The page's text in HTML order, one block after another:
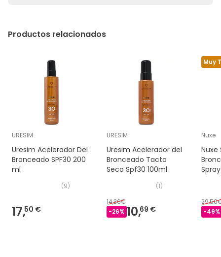
Productos relacionados
URESIM
Uresim Acelerador Del
Bronceado SPF30 200
ml
(9)
17,50 €
URESIM
Uresim Acelerador del
Bronceado Tacto
Seco Spf30 100ml
(1)
14,36€
-26% 10,69 €
Muy
Nuxe
Nuxe
-49%